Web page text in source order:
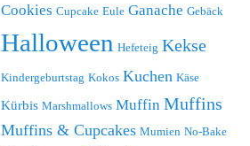
Cookies Cupcake Eule Ganache Gebäck
Halloween Hefeteig Kekse
Kindergeburtstag Kokos Kuchen Käse
Kürbis Marshmallows Muffin Muffins
Muffins & Cupcakes Mumien No-Bake